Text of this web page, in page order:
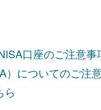
口座のご注意事
についてのご注
ら